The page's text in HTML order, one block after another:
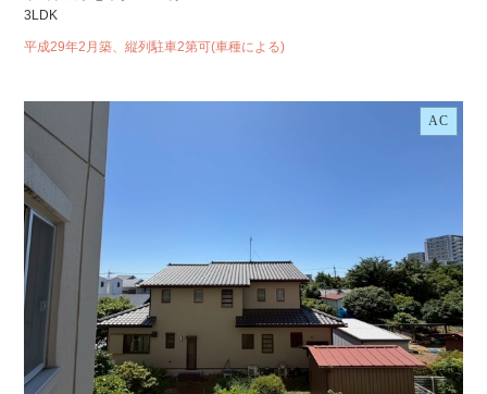
3LDK
平成29年2月築、縦列駐車2第可(車種による)
AC